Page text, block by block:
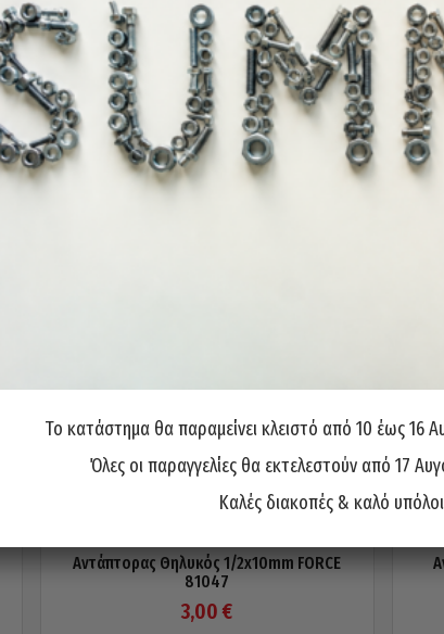
Αντάπτορας Θηλυκός 1/2x10mm FORCE
81047
3,00 €
Το κατάστημα θα παραμείνει κλειστό από 10 έως 16
Όλες οι παραγγελίες θα εκτελεστούν από 17
Καλές διακοπές & καλό